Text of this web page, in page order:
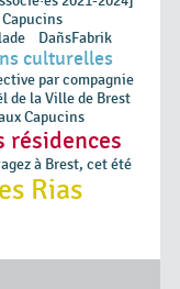
Capucins
DañsFabrik
culturelles
par compagnie
de la Ville de Brest
Capucins
résidences
à Brest, cet été
Rias